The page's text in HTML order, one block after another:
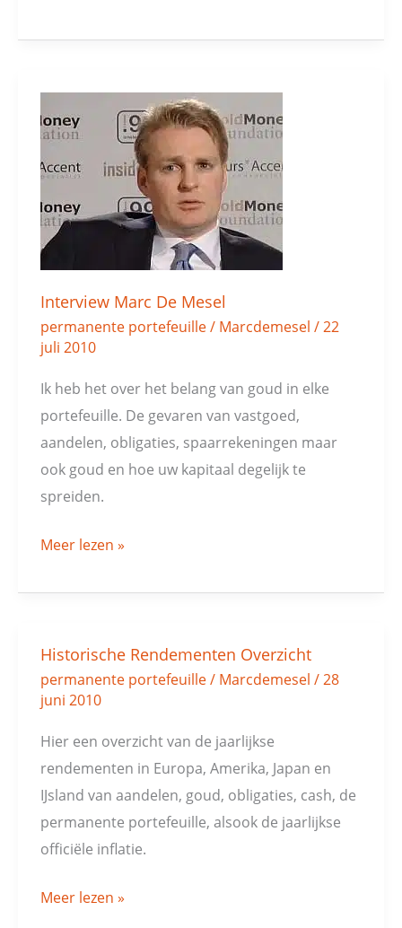
Interview Marc De Mesel
permanente portefeuille/ Marcdemesel /22
juli 2010
Ik heb het over het belang van goud in elke
portefeuille. De gevaren van vastgoed,
aandelen, obligaties, spaarrekeningen maar
ook goud en hoe uw kapitaal degelijk te
spreiden.
Marc
De
Mesel
Meer lezen »
Historische Rendementen Overzicht
permanente portefeuille/ Marcdemesel /28
juni 2010
Hier een overzicht van de jaarlijkse
rendementen in Europa, Amerika, Japan en
IJsland van aandelen, goud, obligaties, cash, de
permanente portefeuille, alsook de jaarlijkse
officiële inflatie.
Historische
Rendementen
Overzicht
Meer lezen »